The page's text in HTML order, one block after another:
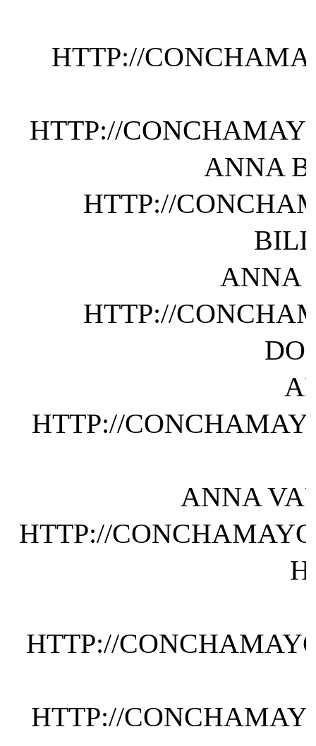
HTTP://
HTTP://
ANNA
HTTP://
ANNA
HTTP://
HTTP://
ANNA
HTTP://
HTTP://
HTTP://